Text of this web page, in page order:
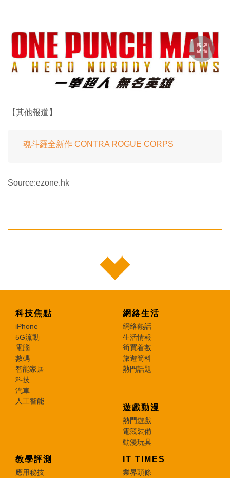
【其他報道】
魂斗羅全新作 CONTRA ROGUE CORPS
Source:ezone.hk
科技焦點
iPhone
5G流動
電腦
數碼
智能家居
科技
汽車
人工智能
網絡生活
網絡熱話
生活情報
筍買着數
旅遊筍料
熱門話題
遊戲動漫
熱門遊戲
電競裝備
動漫玩具
教學評測
應用秘技
IT TIMES
業界頭條